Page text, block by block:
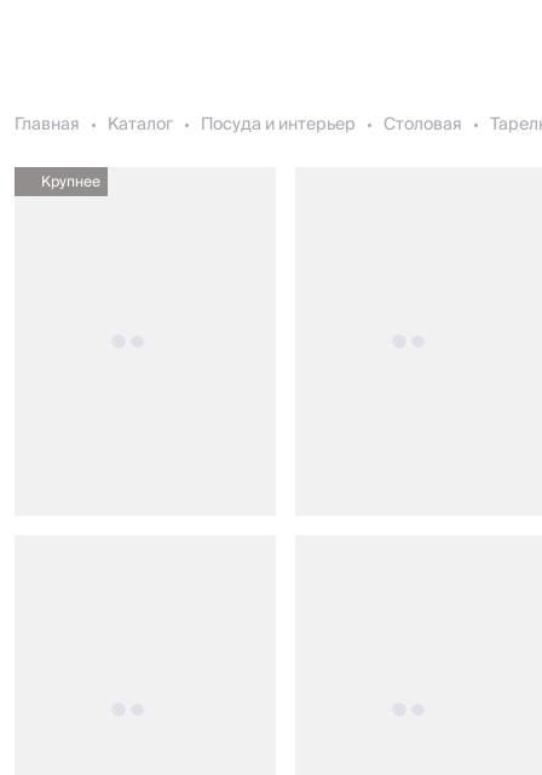
Главная Каталог Посуда и интерьер Столовая
Крупнее